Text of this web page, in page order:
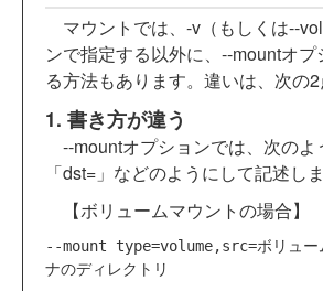
マウントでは、-v（もしくは--
ンで指定する以外に、--mountオ
る方法もあります。違いは、次の2
1. 書き方が違う
--mountオプションでは、次のよ
「dst=」などのようにして記述しま
【ボリュームマウントの場合】
--mount type=volume,src=ボリュー